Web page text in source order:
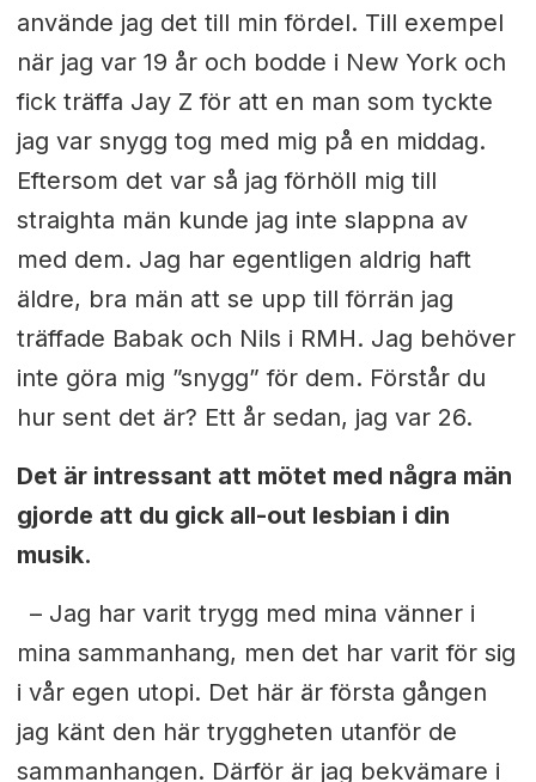
använde jag det till min fördel. Till exempel
när jag var 19 år och bodde i New York och
fick träffa Jay Z för att en man som tyckte
jag var snygg tog med mig på en middag.
Eftersom det var så jag förhöll mig till
straighta män kunde jag inte slappna av
med dem. Jag har egentligen aldrig haft
äldre, bra män att se upp till förrän jag
träffade Babak och Nils i RMH. Jag behöver
inte göra mig ”snygg” för dem. Förstår du
hur sent det är? Ett år sedan, jag var 26.
Det är intressant att mötet med några män
gjorde att du gick all-out lesbian i din
musik.
– Jag har varit trygg med mina vänner i
mina sammanhang, men det har varit för sig
i vår egen utopi. Det här är första gången
jag känt den här tryggheten utanför de
sammanhangen. Därför är jag bekvämare i